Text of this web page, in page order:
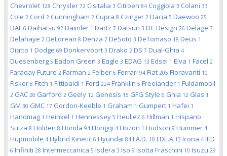
Chevrolet 128 Chrysler 72 Cisitalia 3 Citroen 84 Coggiola 3 Colani 33
Cole 2 Cord 2 Cunningham 2 Cupra 8 Czinger 2 Dacia 5 Daewoo 25
DAF 6 Daihatsu 92 Daimler 1 Dartz 7 Datsun 3 DC Design 26 Delage 3
Delahaye 2 DeLorean 8 Denza 2 DeSoto 3 DeTomaso 18 Deus 1
Diatto 1 Dodge 69 Donkervoort 3 Drako 2 DS 7 Dual-Ghia 4
Duesenberg 5 Eadon Green 3 Eagle 3 EDAG 13 Edsel 1 Elva 1 Facel 2
Faraday Future 2 Farman 2 Felber 6 Ferrari 94 Fiat 205 Fioravanti 10
Fisker 8 Fitch 1 Fittipaldi 1 Ford 224 Franklin 5 Freelander 1 Fuldamobil
2 GAC 20 Garford 2 Geely 12 Genesis 15 GFG Style 6 Ghia 12 Glas 1
GM 30 GMC 17 Gordon-Keeble 1 Graham 1 Gumpert 1 Hafei 1
Hanomag 1 Heinkel 1 Hennessey 5 Heuliez 6 Hillman 1 Hispano
Suiza 8 Holden 8 Honda 94 Hongqi 4 Hozon 1 Hudson 9 Hummer 4
Hupmobile 4 Hybrid Kinetic 6 Hyundai 84 I.A.D. 10 I.DE.A 13 Icona 4 IED
6 Infiniti 28 Intermeccanica 5 Isdera 3 Iso 9 Isotta Fraschini 10 Isuzu 29